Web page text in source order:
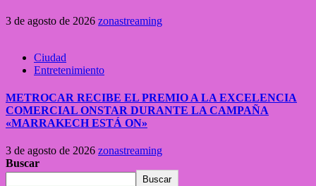
3 de agosto de 2026 zonastreaming
Ciudad
Entretenimiento
METROCAR RECIBE EL PREMIO A LA EXCELENCIA
COMERCIAL ONSTAR DURANTE LA CAMPAÑA
«MARRAKECH ESTÁ ON»
3 de agosto de 2026 zonastreaming
Buscar
Buscar